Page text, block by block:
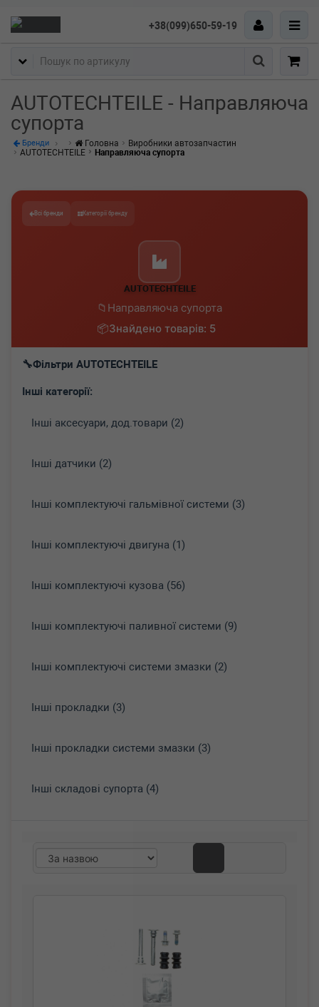
+38(099)650-59-19
Пошук
AUTOTECHTEILE - Направляюча
супорта
Бренди Головна
Виробники автозапчастин
AUTOTECHTEILE
Направляюча супорта
Всі бренди Категорії бренду
AUTOTECHTEILE
Направляюча супорта
Знайдено товарів: 5
Фільтри AUTOTECHTEILE
Інші категорії:
Інші аксесуари, дод.товари (2)
Інші датчики (2)
Інші комплектуючі гальмівної системи (3)
Інші комплектуючі двигуна (1)
Інші комплектуючі кузова (56)
Інші комплектуючі паливної системи (9)
Інші комплектуючі системи змазки (2)
Інші прокладки (3)
Інші прокладки системи змазки (3)
Інші складові супорта (4)